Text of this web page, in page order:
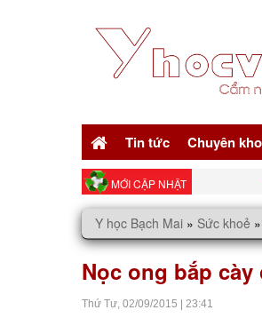
Tin tức Chuyên
MỚI CẬP NHẬT Top
Y học Bạch Mai » Sức khoẻ »
Nọc ong bắp
Thứ Tư, 02/09/2015 23:41